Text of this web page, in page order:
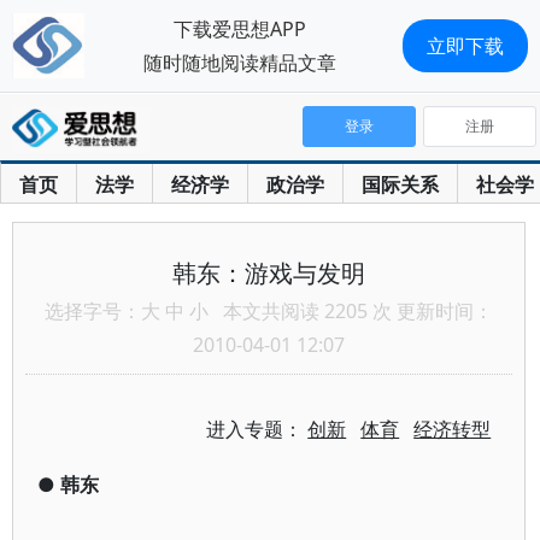
首页 法学 经济学 政治学 国际关系 社会学
登录 注册
韩东：游戏与发明
选择字号： 大 中 小 本文共阅读 2205 次 更新时间：
2010-04-01 12:07
进入专题：创新 体育 经济转型
● 韩东
下载爱思想APP
随时随地阅读精品文章
立即下载